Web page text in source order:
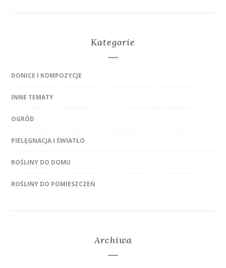
Kategorie
DONICE I KOMPOZYCJE
INNE TEMATY
OGRÓD
PIELĘGNACJA I ŚWIATŁO
ROŚLINY DO DOMU
ROŚLINY DO POMIESZCZEŃ
Archiwa